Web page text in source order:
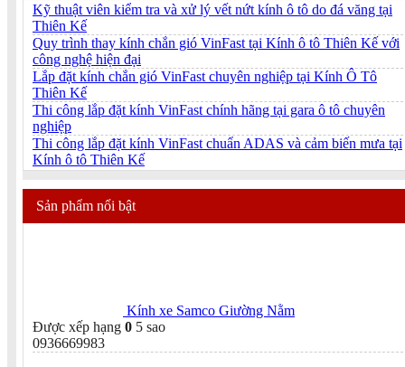
Kỹ thuật viên kiểm tra và xử lý vết nứt kính ô tô do đá văng tại
Thiên Kế
Quy trình thay kính chắn gió VinFast tại Kính ô tô Thiên Kế với
công nghệ hiện đại
Lắp đặt kính chắn gió VinFast chuyên nghiệp tại Kính Ô Tô
Thiên Kế
Thi công lắp đặt kính VinFast chính hãng tại gara ô tô chuyên
nghiệp
Thi công lắp đặt kính VinFast chuẩn ADAS và cảm biến mưa tại
Kính ô tô Thiên Kế
Sản phẩm nổi bật
Kính xe Samco Giường Nằm
Được xếp hạng 0 5 sao
0936669983